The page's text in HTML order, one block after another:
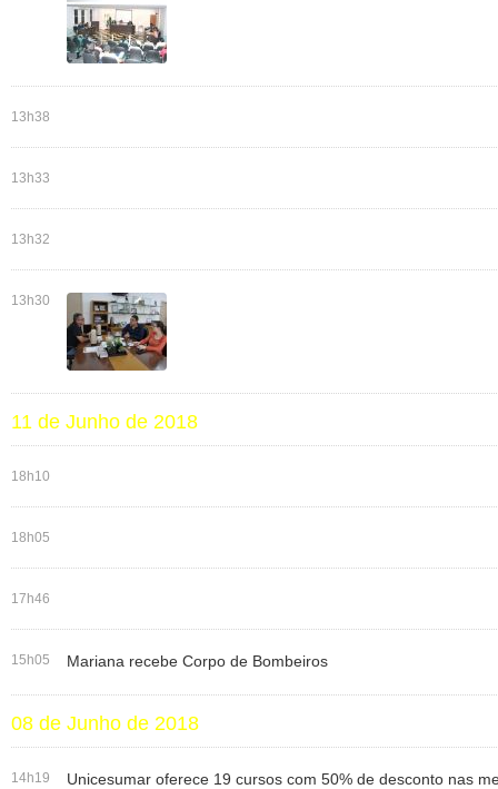
13h38
13h33
13h32
13h30
11 de Junho de 2018
18h10
18h05
17h46
15h05 Mariana recebe Corpo de Bombeiros
08 de Junho de 2018
14h19 Unicesumar oferece 19 cursos com 50% de desconto nas